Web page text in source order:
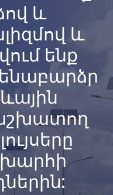
և
և
ենք